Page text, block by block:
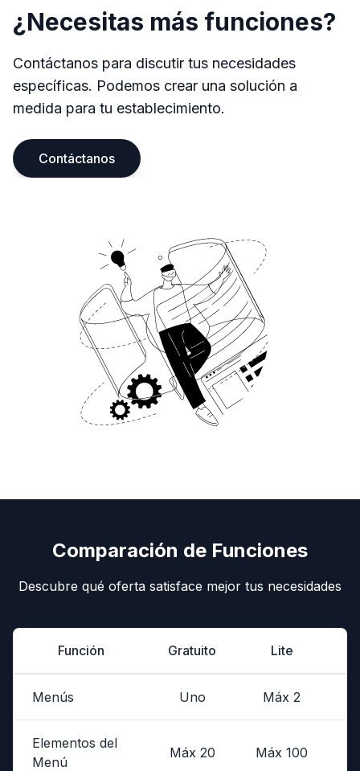
¿Necesitas más funciones?
Contáctanos para discutir tus necesidades
específicas. Podemos crear una solución a
medida para tu establecimiento.
Contáctanos
Comparación de Funciones
Descubre qué oferta satisface mejor tus necesidades
Función Gratuito Lite
Menús Uno Máx 2
Elementos del
Menú
Máx 20 Máx 100